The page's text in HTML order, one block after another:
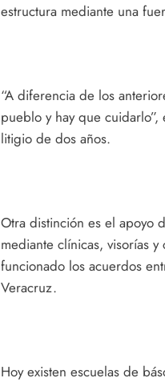
estructura mediante una
“A diferencia de los
pueblo y hay que
litigio de dos años.
Otra distinción es el apoyo
mediante clínicas, visorías
funcionado los acuerdos
Veracruz.
Hoy existen escuelas de